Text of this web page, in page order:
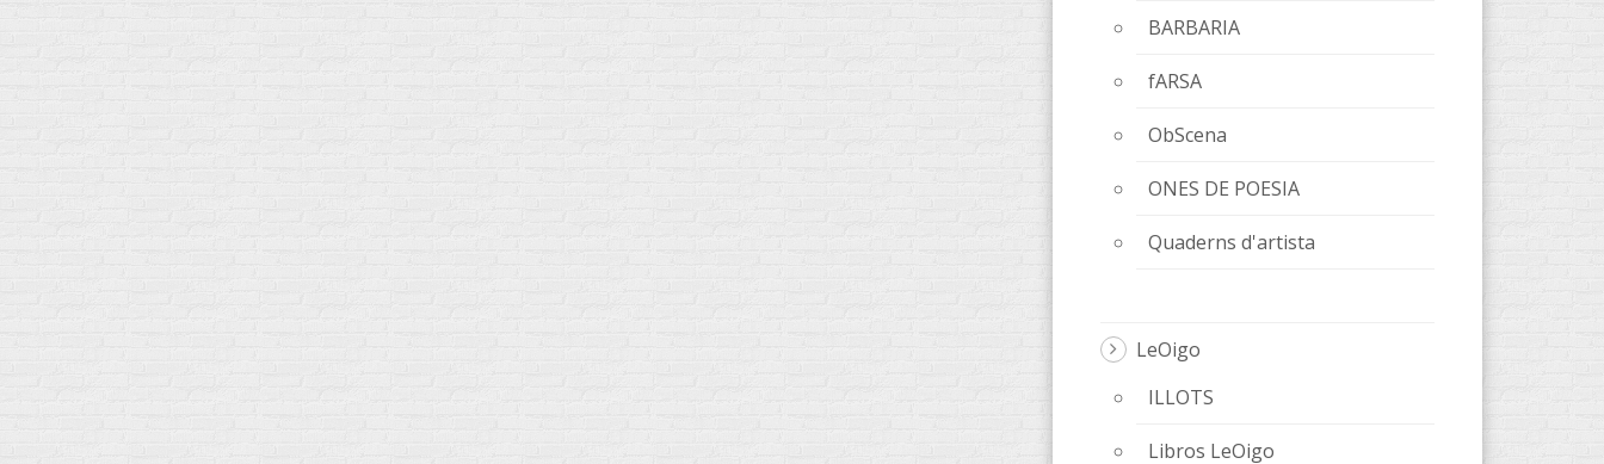
BARBARIA
fARSA
ObScena
ONES DE POESIA
Quaderns d'artista
LeOigo
ILLOTS
Libros LeOigo